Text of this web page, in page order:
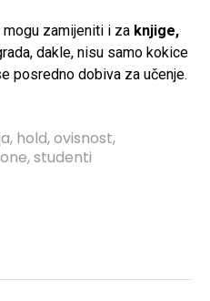
zamijeniti i za knjige,
dakle, nisu samo kokice
posredno dobiva za učenje.
, hold,ovisnost,
,studenti